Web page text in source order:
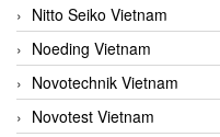
Nitto Seiko Vietnam
Noeding Vietnam
Novotechnik Vietnam
Novotest Vietnam